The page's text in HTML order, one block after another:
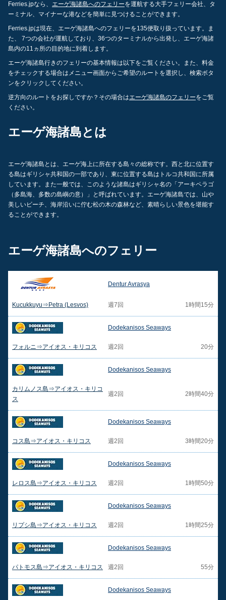
Ferries.jpなら、 エーゲ海諸島へのフェリーを運航する大手フェリー会社、タ
ーミナル、マイナーな港などを簡単に見つけることができます。
Ferries.jpは現在、エーゲ海諸島へのフェリーを135便取り扱っています。ま
た、 7つの会社が運航しており、36つのターミナルから出発し、エーゲ海諸
島内の11ヵ所の目的地に到着します。
エーゲ海諸島行きのフェリーの基本情報は以下をご覧ください。また、料金
をチェックする場合はメニュー画面からご希望のルートを選択し、検索ボタ
ンをクリックしてください。
逆方向のルートをお探しですか？その場合はエーゲ海諸島のフェリーをご覧
ください。
エーゲ海諸島とは
エーゲ海諸島とは、エーゲ海上に所在する島々の総称です。西と北に位置す
る島はギリシャ共和国の一部であり、東に位置する島はトルコ共和国に所属
しています。また一般では、このような諸島はギリシャ名の「アーキペラゴ
（多島海、多数の島嶼の意）」と呼ばれています。エーゲ海諸島では、山や
美しいビーチ、海岸沿いに佇む松の木の森林など、素晴らしい景色を堪能す
ることができます。
エーゲ海諸島へのフェリー
Dentur Avrasya
Kucukkuyu⇒Petra (Lesvos) 週7回 1時間15分
Dodekanisos Seaways
フォルニ⇒アイオス・キリコス 週2回 20分
Dodekanisos Seaways
カリムノス島⇒アイオス・キリコ
ス
週2回 2時間40分
Dodekanisos Seaways
コス島⇒アイオス・キリコス 週2回 3時間20分
Dodekanisos Seaways
レロス島⇒アイオス・キリコス 週2回 1時間50分
Dodekanisos Seaways
リプシ島⇒アイオス・キリコス 週2回 1時間25分
Dodekanisos Seaways
パトモス島⇒アイオス・キリコス 週2回 55分
Dodekanisos Seaways